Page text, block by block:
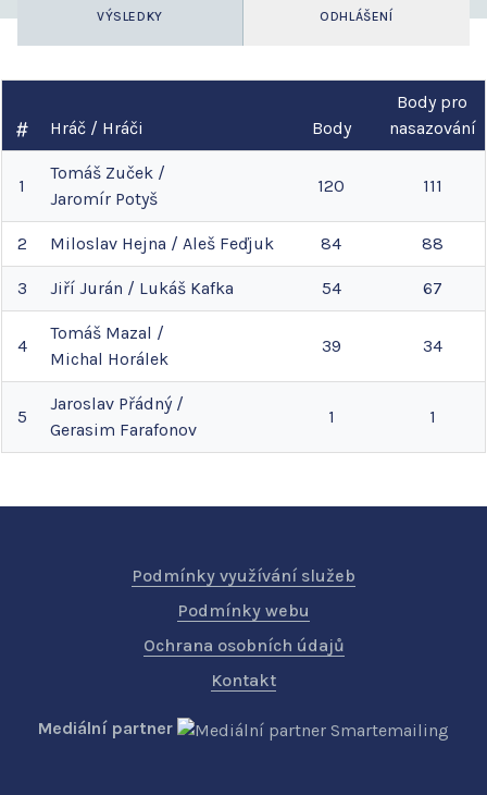
VÝSLEDKY ODHLÁŠENÍ
Hráč / Hráči Body
Body pro
nasazování
1
Tomáš Zuček /
Jaromír Potyš
120 111
2 Miloslav Hejna / Aleš Feďjuk 84 88
3 Jiří Jurán / Lukáš Kafka 54 67
4
Tomáš Mazal /
Michal Horálek
39 34
5
Jaroslav Přádný/
Gerasim Farafonov
1 1
Podmínky využívání služeb
Podmínky webu
Ochrana osobních údajů
Kontakt
Mediální partner